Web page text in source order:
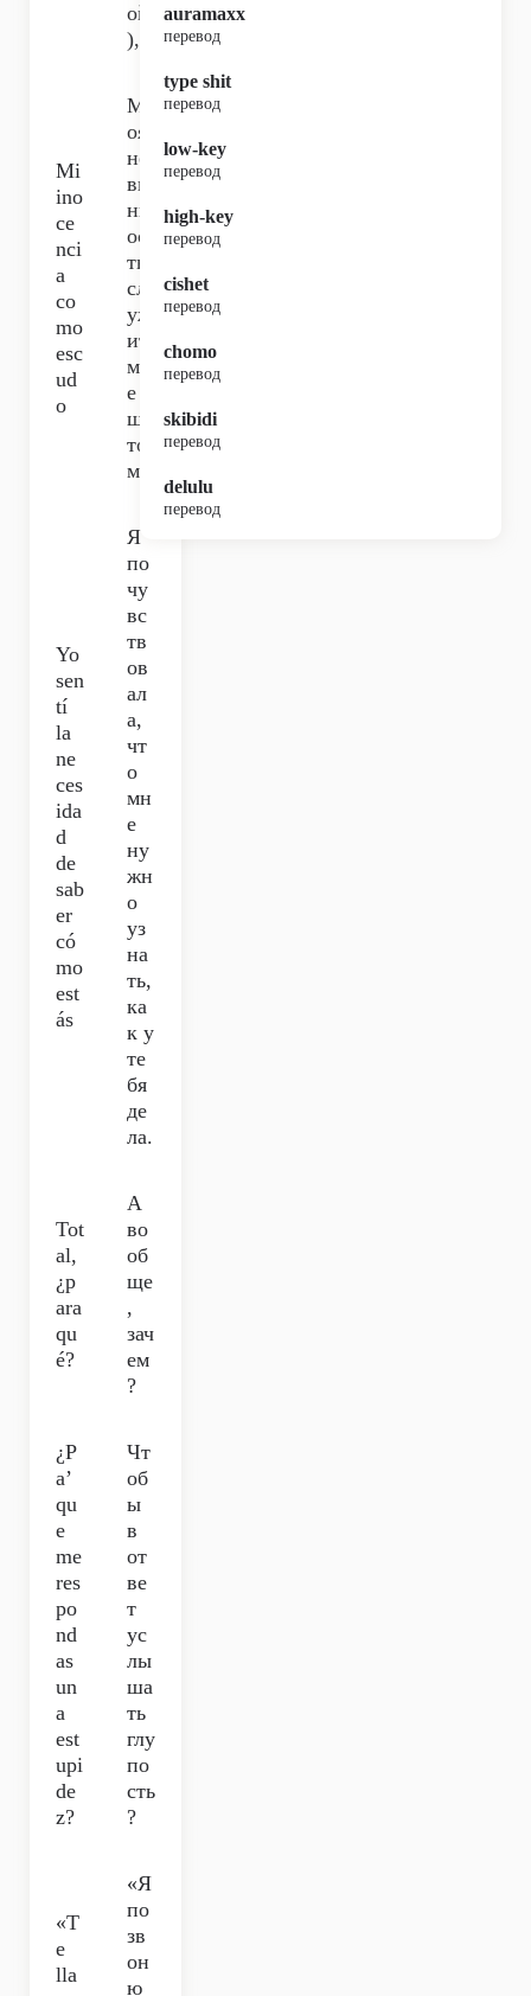
ой
),
Mi
ino
ce
nci
a
co
mo
esc
ud
o
М
оя
не
ви
нн
ос
ть
сл
уж
ит
мн
е
щи
то
м.
Yo
sen
tí
la
ne
ces
ida
d
de
sab
er
có
mo
est
ás
Я
по
чу
вс
тв
ов
ал
а,
чт
о
мн
е
ну
жн
о
уз
на
ть,
ка
к у
те
бя
де
ла.
Tot
al,
¿p
ara
qu
é?
А
во
об
ще
,
зач
ем
?
¿P
a’
qu
e
me
res
po
nd
as
un
a
est
upi
de
z?
Чт
об
ы
в
от
ве
т
ус
лы
ша
ть
глу
по
сть
?
«T
e
lla
«Я
по
зв
он
ю
auramaxx
перевод
type shit
перевод
low-key
перевод
high-key
перевод
cishet
перевод
chomo
перевод
skibidi
перевод
delulu
перевод